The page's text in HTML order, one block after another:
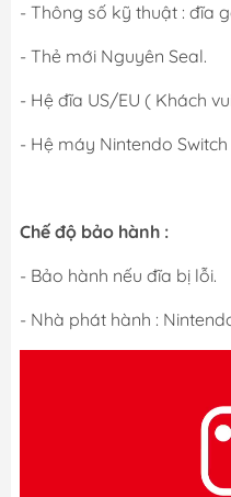
- Thông số kỹ thuật : đĩa
- Thẻ mới Nguyên Seal.
- Hệ đĩa US/EU ( Khách
- Hệ máy Nintendo Switch
Chế độ bảo hành :
- Bảo hành nếu đĩa bị lỗi.
- Nhà phát hành :